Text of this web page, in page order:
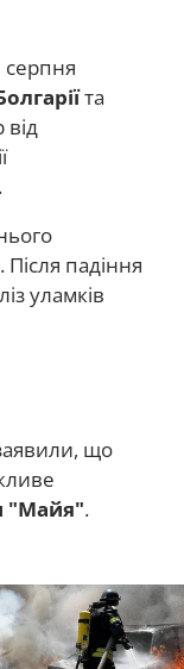
серпня
та
падіння
уламків
що
"Майя".